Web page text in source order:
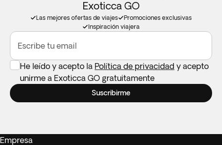
Exoticca GO
Las mejores ofertas de viajes
Promociones exclusivas
Inspiración viajera
Escribe tu email
He leído y acepto la Política de privacidad y acepto
unirme a Exoticca GO gratuitamente
Suscribirme
Empresa